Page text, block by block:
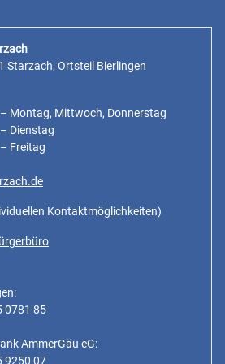
Starzach, Ortsteil Bierlingen
Montag, Mittwoch, Donnerstag
Dienstag
Freitag
Kontaktmöglichkeiten)
0781 85
AmmerGäu eG:
9250 07